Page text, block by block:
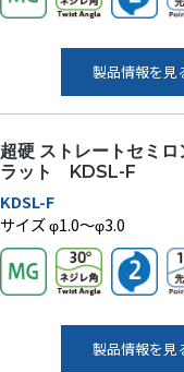
製品情報を
超硬 ストレートセミロ
ラット KDSL-F
KDSL-F
サイズ φ1.0～φ3.0
製品情報を